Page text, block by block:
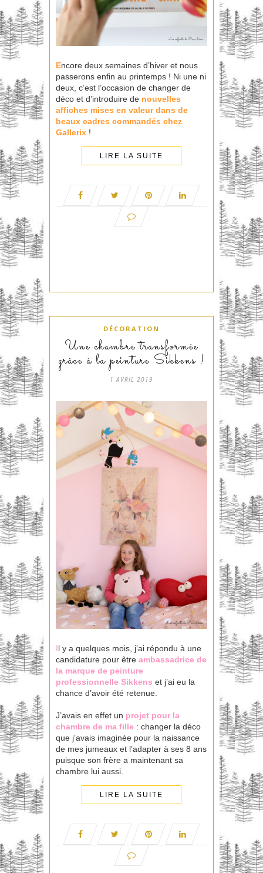
Encore deux semaines d’hiver et nous
passerons enfin au printemps ! Ni une ni
deux, c’est l’occasion de changer de
déco et d’introduire de nouvelles
affiches mises en valeur dans de
beaux cadres commandés chez
Gallerix !
LIRE LA SUITE
DÉCORATION
Une chambre transformée
grâce à la peinture Sikkens !
1 AVRIL 2019
Il y a quelques mois, j’ai répondu à une
candidature pour être ambassadrice de
la marque de peinture
professionnelle Sikkens et j’ai eu la
chance d’avoir été retenue.
J’avais en effet un projet pour la
chambre de ma fille : changer la déco
que j’avais imaginée pour la naissance
de mes jumeaux et l’adapter à ses 8 ans
puisque son frère a maintenant sa
chambre lui aussi.
LIRE LA SUITE